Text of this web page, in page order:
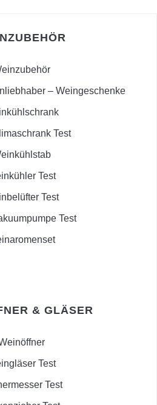
– Weingeschenke
Test
Test
Test
Test
& GLÄSER
Test
Test